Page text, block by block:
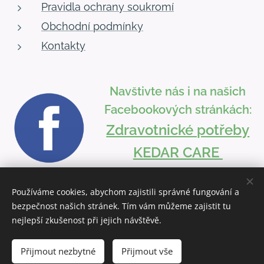
Do košíku
Pravidla ochrany soukromí
Obchodní podmínky
Kontakty
Navštivte nás i na našich
Facebookových stránkách:
Zdravotnické potřeby
KEDAR CARE
Vytvořeno službouWebnode Cookies
Používáme cookies, abychom zajistili správné fungování a
bezpečnost našich stránek. Tím vám můžeme zajistit tu
nejlepší zkušenost při jejich návštěvě.
Přijmout nezbytné Přijmout vše